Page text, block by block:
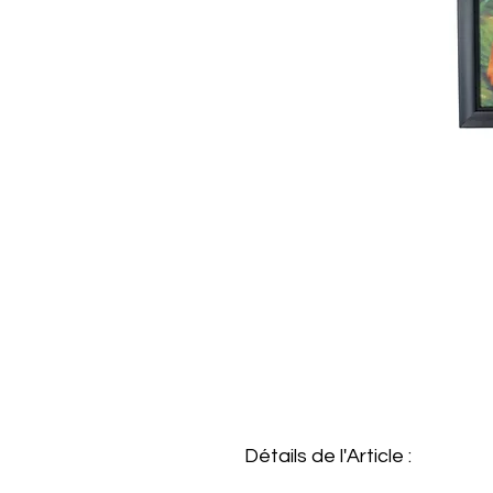
Détails de l'Article :